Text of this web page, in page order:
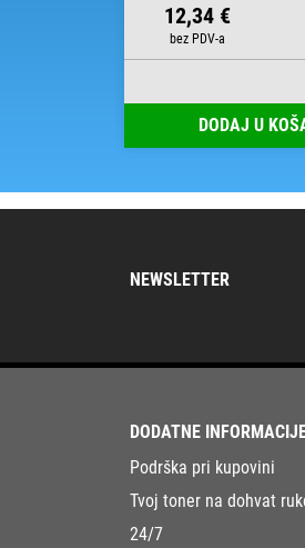
12,34 €
DODAJ U
NEWSLETTER
DODATNE
Podrška pri kupovini
Tvoj toner na dohvat
24/7